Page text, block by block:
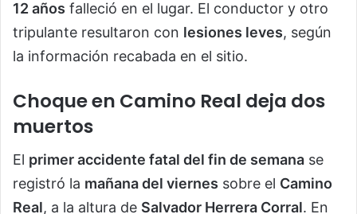
12 años falleció en el lugar. El conductor y otro
tripulante resultaron con lesiones leves, según
la información recabada en el sitio.
Choque en Camino Real deja dos
muertos
El primer accidente fatal del fin de semana se
registró la mañana del viernes sobre el Camino
Real, a la altura de Salvador Herrera Corral. En